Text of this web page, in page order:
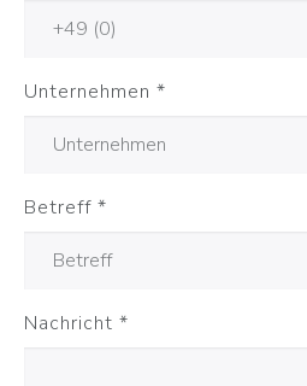
Unternehmen *
Betreff *
Nachricht *